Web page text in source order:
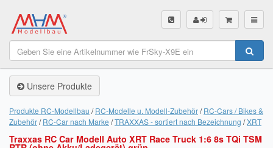
SHOP
Unsere Produkte
Servo Finder
Unsere Produkte
Produkte RC-Modellbau RC-Modelle u. Modell-Zubehör RC-Cars / Bikes &
Zubehör RC-Car nach Marke TRAXXAS - sortiert nach Bezeichnung XRT
Traxxas RC Car Modell Auto XRT Race Truck 1:6 8s TQi TSM